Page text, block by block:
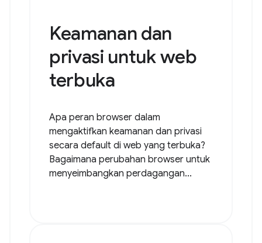
Keamanan dan
privasi untuk web
terbuka
Apa peran browser dalam
mengaktifkan keamanan dan privasi
secara default di web yang terbuka?
Bagaimana perubahan browser untuk
menyeimbangkan perdagangan...